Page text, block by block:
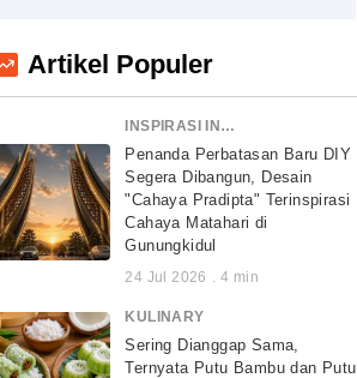
Artikel Populer
INSPIRASI INDONESIA
Penanda Perbatasan Baru DIY
Segera Dibangun, Desain
"Cahaya Pradipta" Terinspirasi
Cahaya Matahari di
Gunungkidul
24 Jul 2026 . 4 min
KULINARY
Sering Dianggap Sama,
Ternyata Putu Bambu dan Putu